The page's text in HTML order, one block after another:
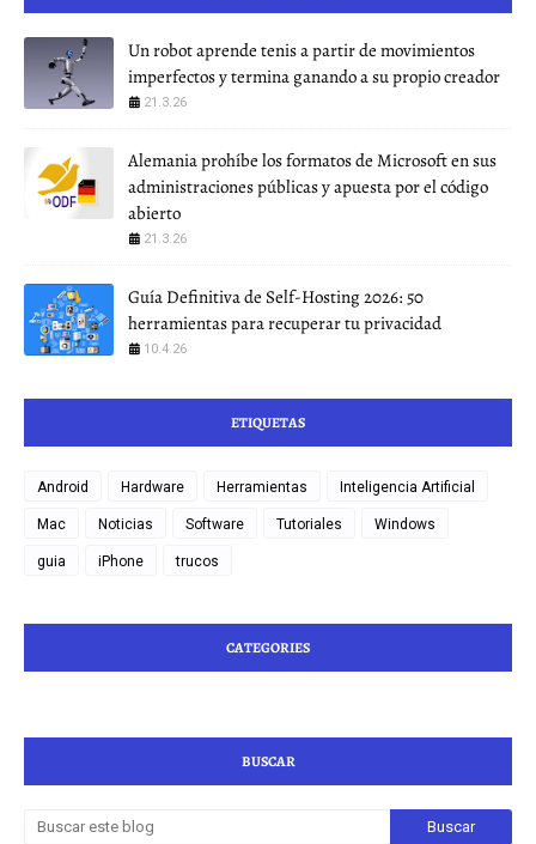
Un robot aprende tenis a partir de movimientos
imperfectos y termina ganando a su propio creador
21.3.26
Alemania prohíbe los formatos de Microsoft en sus
administraciones públicas y apuesta por el código
abierto
21.3.26
Guía Definitiva de Self-Hosting 2026: 50
herramientas para recuperar tu privacidad
10.4.26
ETIQUETAS
Android Hardware Herramientas Inteligencia Artificial
Mac Noticias Software Tutoriales Windows
guia iPhone trucos
CATEGORIES
BUSCAR